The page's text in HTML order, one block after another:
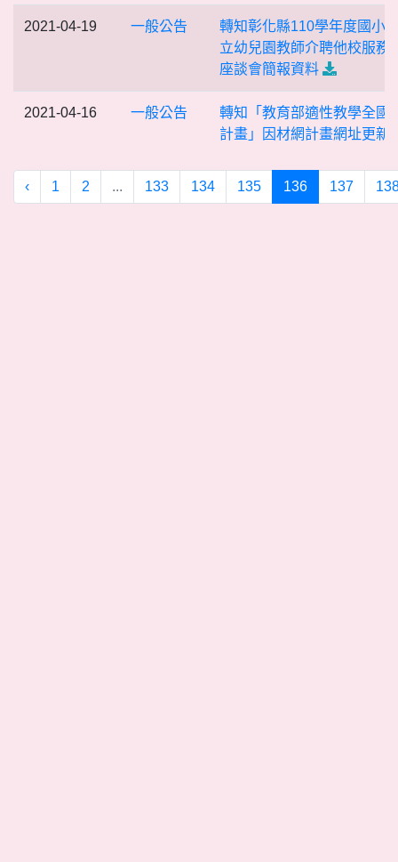
2021-04-19 一般公告
轉知彰化縣110學年度國小
立幼兒園教師介聘他校服務
座談會簡報資料
2021-04-16 一般公告
轉知「教育部適性教學全國
計畫」因材網計畫網址更新
‹ 1 2 ... 133 134 135 136 137